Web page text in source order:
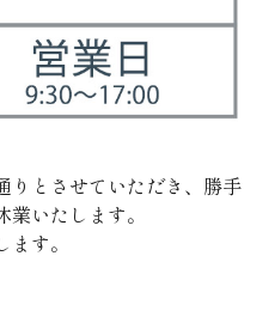
りとさせていただき、勝手
いたします。
す。